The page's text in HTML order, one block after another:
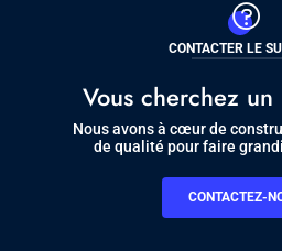
CONTACTER LE
Vous cherchez
Nous avons à cœur de
de qualité pour faire
CONTACTEZ-